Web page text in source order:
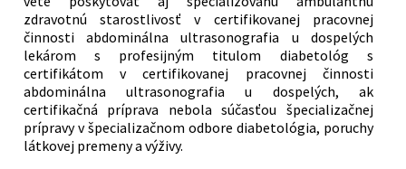
zdravotnú starostlivosť v certifikovanej pracovnej
činnosti abdominálna ultrasonografia u dospelých
lekárom s profesijným titulom diabetológ s
certifikátom v certifikovanej pracovnej činnosti
abdominálna ultrasonografia u dospelých, ak
certifikačná príprava nebola súčasťou špecializačnej
prípravy v špecializačnom odbore diabetológia, poruchy
látkovej premeny a výživy.